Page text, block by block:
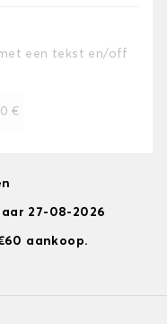
een tekst en/off
€
27-08-2026
aankoop.